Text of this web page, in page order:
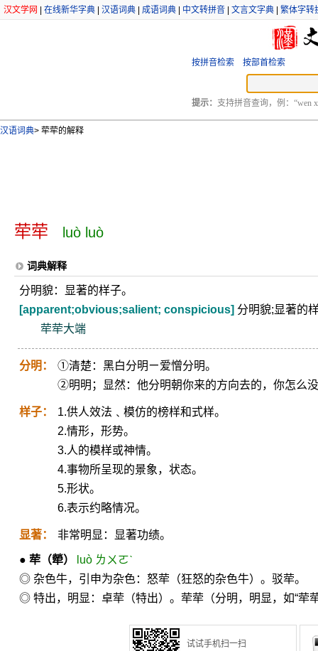
汉文学网 在线新华字典 汉语词典 成语词典 中文转拼音 文言文字典 繁体字转
按拼音检索 按部首检索
提示： 支持拼音查询，例：“wen
汉语词典> 荦荦的解释
荦荦 luò luò
词典解释
分明貌：显著的样子。
[apparent;obvious;salient; conspicious] 分明貌;显著的
荦荦大端
分明：
①清楚：黑白分明ㄧ爱憎分明。
②明明；显然：他分明朝你来的方向去的，你怎么
样子：
1.供人效法﹑模仿的榜样和式样。
2.情形，形势。
3.人的模样或神情。
4.事物所呈现的景象，状态。
5.形状。
6.表示约略情况。
显著： 非常明显：显著功绩。
● 荦 （犖）
luò ㄌㄨㄛˋ
◎ 杂色牛，引申为杂色：怒荦（狂怒的杂色牛）。驳荦。
◎ 特出，明显：卓荦（特出）。荦荦（分明，明显，如“荦
试试手机扫一扫